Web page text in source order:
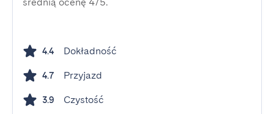
4.4 Dokładność
4.7 Przyjazd
3.9 Czystość